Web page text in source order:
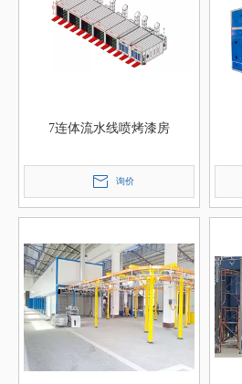
7连体流水线喷烤漆房
询价